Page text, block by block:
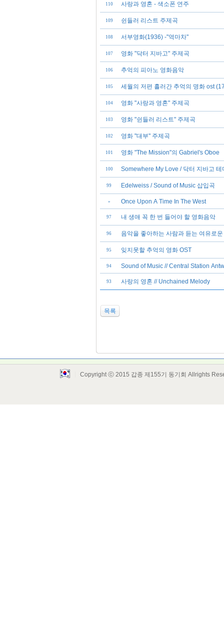
110 사랑과 영혼 - 색소폰 연주
109 쉰들러 리스트 주제곡
108 서부영화(1936) -"역마차"
107 영화 "닥터 지바고" 주제곡
106 추억의 피아노 영화음악
105 세월의 저편 흘러간 추억의 명화 ost
104 영화 "사랑과 영혼" 주제곡
103 영화 "쉰들러 리스트" 주제곡
102 영화 "대부" 주제곡
101 영화 "The Mission"의 Gabriel's Oboe
100 Somewhere My Love / 닥터 지바고 테
99 Edelweiss / Sound of Music 삽입곡
» Once Upon A Time In The West
97 내 생애 꼭 한 번 들어야 할 영화음악
96 음악을 좋아하는 사람과 듣는 여유로
95 잊지못할 추억의 영화 OST
94 Sound of Music // Central Station
93 사랑의 영혼 // Unchained Melody
목록
Copyright ⓒ 2015 갑종 제155기 동기회 Allrights